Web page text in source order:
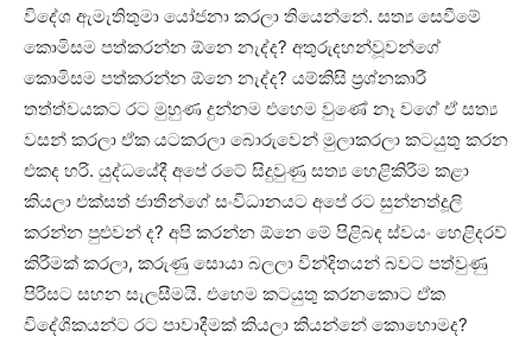
විදේශ ඇමැතිතුමා යෝජනා කරලා තියෙන්නේ. සත්‍ය සෙවීමේ
කොමිසම පත්කරන්න ඕනෙ නැද්ද? අතුරුදහන්වූවන්ගේ
කොමිසම පත්කරන්න ඕනෙ නැද්ද? යම්කිසි ප්‍රශ්නකාරී
තත්ත්වයකට රට මුහුණ දුන්නම එහෙම වුණේ නෑ වගේ ඒ සත්‍ය
වසන් කරලා ඒක යටකරලා බොරුවෙන් මුලාකරලා කටයුතු කරන
එකද හරි. යුද්ධයේදී අපේ රටේ සිදුවුණු සත්‍ය හෙළිකිරීම කළා
කියලා එක්සත් ජාතීන්ගේ සංවිධානයට අපේ රට සුන්නත්දූලි
කරන්න පුළුවන් ද? අපි කරන්න ඕනෙ මේ පිළිබඳ ස්වයං හෙළිදරව්
කිරීමක් කරලා, කරුණු සොයා බලලා වින්දිතයන් බවට පත්වුණු
පිරිසට සහන සැලසීමයි. එහෙම කටයුතු කරනකොට ඒක
විදේශිකයන්ට රට පාවාදීමක් කියලා කියන්නේ කොහොමද?